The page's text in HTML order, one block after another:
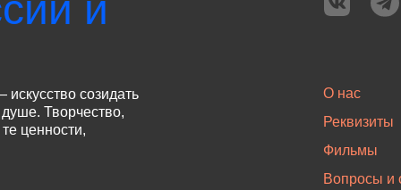
и
созидать
Творчество,
ценности,
О нас
Реквизиты
Фильмы
Вопросы и